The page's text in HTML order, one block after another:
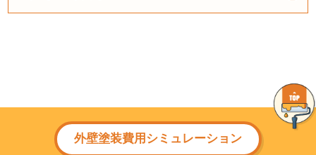
外壁塗装費用シミュレーション